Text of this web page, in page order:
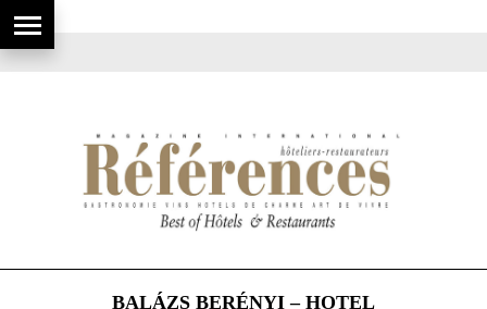
BALÁZS BERÉNYI – HOTEL